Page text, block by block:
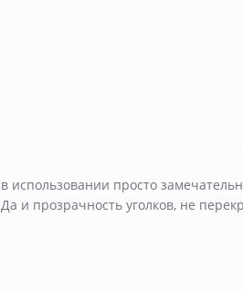
в использовании просто
Да и прозрачность уголков, не